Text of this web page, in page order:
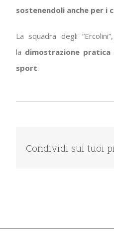
sostenendoli anche per
La squadra degli
la dimostrazione
sport.
Condividi sui tuoi